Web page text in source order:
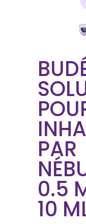
PAR
0.5
10